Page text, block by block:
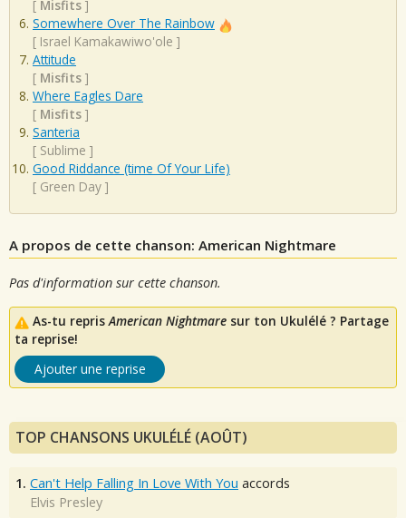
[ Misfits ]
Somewhere Over The Rainbow
[ Israel Kamakawiwo'ole ]
Attitude
[ Misfits ]
Where Eagles Dare
[ Misfits ]
Santeria
[ Sublime ]
Good Riddance (time Of Your Life)
[ Green Day ]
A propos de cette chanson: American Nightmare
Pas d'information sur cette chanson.
As-tu reprisAmerican Nightmare sur ton Ukulélé ? Partage
ta reprise!
Ajouter une reprise
TOP CHANSONS UKULÉLÉ (AOÛT)
1. Can't Help Falling In Love With You accords
Elvis Presley